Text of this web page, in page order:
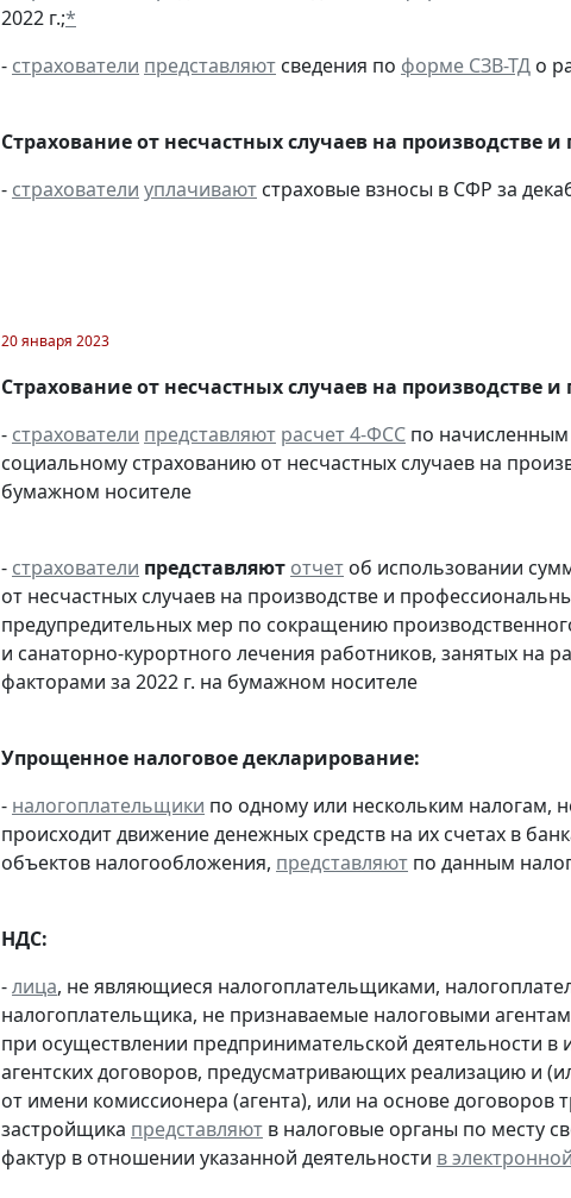
2022 г.;*
- страхователи представляют сведения по форме СЗВ-ТД о
Страхование от несчастных случаев на производстве
- страхователи уплачивают страховые взносы в СФР за
20 января 2023
Страхование от несчастных случаев на производстве
- страхователи представляют расчет 4-ФСС по
социальному страхованию от несчастных случаев на
бумажном носителе
- страхователи представляют отчет об использовании
от несчастных случаев на производстве и
предупредительных мер по сокращению
и санаторно-курортного лечения работников, занятых
факторами за 2022 г. на бумажном носителе
Упрощенное налоговое декларирование:
- налогоплательщики по одному или нескольким налогам,
происходит движение денежных средств на их счетах в
объектов налогообложения, представляют по данным
НДС:
-лица, не являющиеся налогоплательщиками,
налогоплательщика, не признаваемые налоговыми
при осуществлении предпринимательской деятельности в
агентских договоров, предусматривающих реализацию и
от имени комиссионера (агента), или на основе
застройщика представляют в налоговые органы по месту
фактур в отношении указанной деятельности в